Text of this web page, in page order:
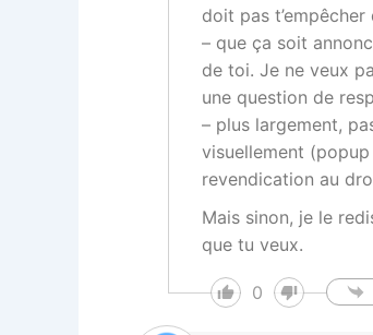
doit pas t’empêcher
– que ça soit
de toi. Je ne veux
une question de
– plus largement,
visuellement
revendication au
Mais sinon, je le
que tu veux.
0